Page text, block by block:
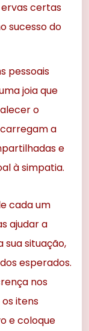
certas
sucesso do
pessoais
joia que
o
a
e
à simpatia.
cada um
ajudar a
sua situação,
esperados.
nos
itens
e coloque